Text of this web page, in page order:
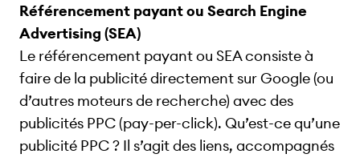
Référencement payant ou Search Engine
Advertising (SEA)
Le référencement payant ou SEA consiste à
faire de la publicité directement sur Google (ou
d’autres moteurs de recherche) avec des
publicités PPC (pay-per-click). Qu’est-ce qu’une
publicité PPC ? Il s’agit des liens, accompagnés